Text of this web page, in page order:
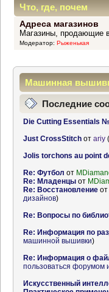
Что, где, почем
Адреса магазинов
Магазины, продающие
Модератор: Рыженькая
Машинная
Информационный
Последние
Die Cutting Essentials
Just CrossStitchот ariy(
Jolis torchons au point
Re: Футбол от
Re: Младенцыот
Re: Восстановлениеот
дизайнов)
Re: Вопросы по
Re: Информация по
машинной вышивки)
Re: Информация о
пользоваться форумом
Искусственный